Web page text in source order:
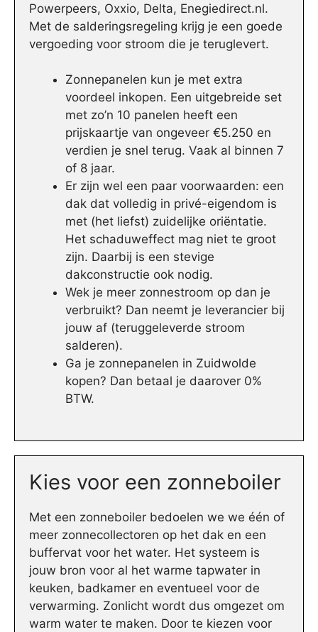
Powerpeers, Oxxio, Delta, Enegiedirect.nl.
Met de salderingsregeling krijg je een goede
vergoeding voor stroom die je teruglevert.
Zonnepanelen kun je met extra
voordeel inkopen. Een uitgebreide set
met zo’n 10 panelen heeft een
prijskaartje van ongeveer €5.250 en
verdien je snel terug. Vaak al binnen 7
of 8 jaar.
Er zijn wel een paar voorwaarden: een
dak dat volledig in privé-eigendom is
met (het liefst) zuidelijke oriëntatie.
Het schaduweffect mag niet te groot
zijn. Daarbij is een stevige
dakconstructie ook nodig.
Wek je meer zonnestroom op dan je
verbruikt? Dan neemt je leverancier bij
jouw af (teruggeleverde stroom
salderen).
Ga je zonnepanelen in Zuidwolde
kopen? Dan betaal je daarover 0%
BTW.
Kies voor een zonneboiler
Met een zonneboiler bedoelen we we één of
meer zonnecollectoren op het dak en een
buffervat voor het water. Het systeem is
jouw bron voor al het warme tapwater in
keuken, badkamer en eventueel voor de
verwarming. Zonlicht wordt dus omgezet om
warm water te maken. Door te kiezen voor